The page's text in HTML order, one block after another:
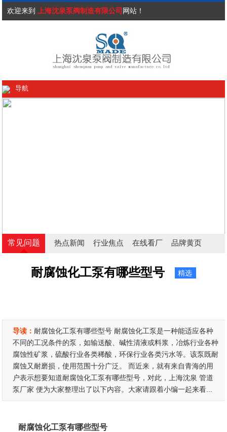
欢迎来到 上海沈泉泵阀制造有限公司 网站！
导航
常见问题 热点新闻 行业焦点 在线看厂 品牌黄页
耐腐蚀化工泵有哪些型号 精选
导读：耐腐蚀化工泵有哪些型号 耐腐蚀化工泵是一种能适应各种
不同的工况条件的泵，如输送酸、碱性清液或料浆，冶炼行业各种
腐蚀性矿浆，硫酸行业各类稀酸，环保行业各类污水等。该泵既耐
腐蚀又耐磨损，使用范围十分广泛。 而近来，就有来自青海的用
户表示想要知道耐腐蚀化工泵有哪些型号，对此，上海沈泉 管道
泵厂家 便为大家整理出了以下内容。大家请跟着小编一起来看...
耐腐蚀化工泵有哪些型号